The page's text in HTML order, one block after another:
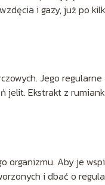
i gazy, już po
Jego
Ekstrakt z
organizmu. Aby je
i dbać o